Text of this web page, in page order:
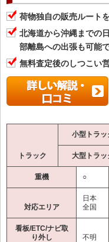
荷物独自の販売ルート
北海道から沖縄までの
部離島への出張も可能
無料査定後のしつこい
トラック
小型トラッ
大型トラッ
重機 ○
対応エリア
日本
全国
看板/ETC/ナビ取
り外し
不明